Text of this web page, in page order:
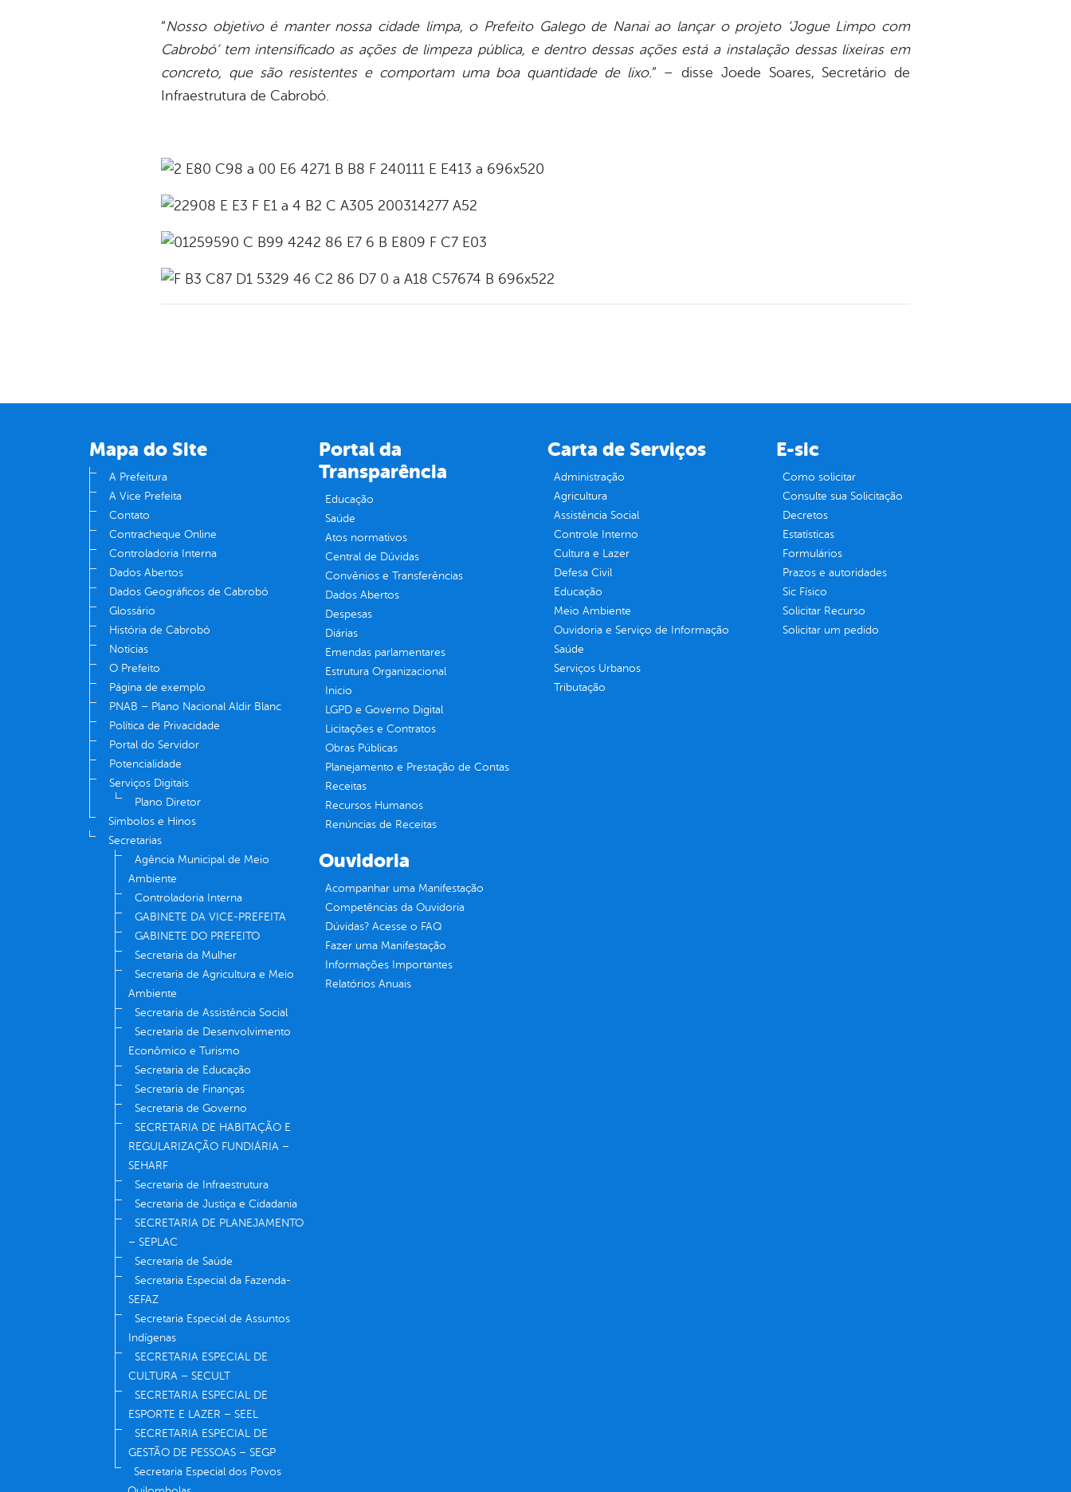
“Nosso objetivo é manter nossa cidade limpa, o Prefeito Galego de Nanai ao lançar o projeto ‘Jogue Limpo com
Cabrobó’ tem intensificado as ações de limpeza pública, e dentro dessas ações está a instalação dessas lixeiras em
concreto, que são resistentes e comportam uma boa quantidade de lixo.” – disse Joede Soares, Secretário de
Infraestrutura de Cabrobó.
Mapa do Site
A Prefeitura
A Vice Prefeita
Contato
Contracheque Online
Controladoria Interna
Dados Abertos
Dados Geográficos de Cabrobó
Glossário
História de Cabrobó
Notícias
O Prefeito
Página de exemplo
PNAB – Plano Nacional Aldir Blanc
Política de Privacidade
Portal do Servidor
Potencialidade
Serviços Digitais
Plano Diretor
Símbolos e Hinos
Secretarias
Agência Municipal de Meio
Ambiente
Controladoria Interna
GABINETE DA VICE-PREFEITA
GABINETE DO PREFEITO
Secretaria da Mulher
Secretaria de Agricultura e Meio
Ambiente
Secretaria de Assistência Social
Secretaria de Desenvolvimento
Econômico e Turismo
Secretaria de Educação
Secretaria de Finanças
Secretaria de Governo
SECRETARIA DE HABITAÇÃO E
REGULARIZAÇÃO FUNDIÁRIA –
SEHARF
Secretaria de Infraestrutura
Secretaria de Justiça e Cidadania
SECRETARIA DE PLANEJAMENTO
– SEPLAC
Secretaria de Saúde
Secretaria Especial da Fazenda-
SEFAZ
Secretaria Especial de Assuntos
Indígenas
SECRETARIA ESPECIAL DE
CULTURA – SECULT
SECRETARIA ESPECIAL DE
ESPORTE E LAZER – SEEL
SECRETARIA ESPECIAL DE
GESTÃO DE PESSOAS – SEGP
Secretaria Especial dos Povos
Portal da
Transparência
Educação
Saúde
Atos normativos
Central de Dúvidas
Convênios e Transferências
Dados Abertos
Despesas
Diárias
Emendas parlamentares
Estrutura Organizacional
Inicio
LGPD e Governo Digital
Licitações e Contratos
Obras Públicas
Planejamento e Prestação de Contas
Receitas
Recursos Humanos
Renúncias de Receitas
Carta de Serviços
Administração
Agricultura
Assistência Social
Controle Interno
Cultura e Lazer
Defesa Civil
Educação
Meio Ambiente
Ouvidoria e Serviço de Informação
Saúde
Serviços Urbanos
Tributação
E-sic
Como solicitar
Consulte sua Solicitação
Decretos
Estatísticas
Formulários
Prazos e autoridades
Sic Físico
Solicitar Recurso
Solicitar um pedido
Ouvidoria
Acompanhar uma Manifestação
Competências da Ouvidoria
Dúvidas? Acesse o FAQ
Fazer uma Manifestação
Informações Importantes
Relatórios Anuais